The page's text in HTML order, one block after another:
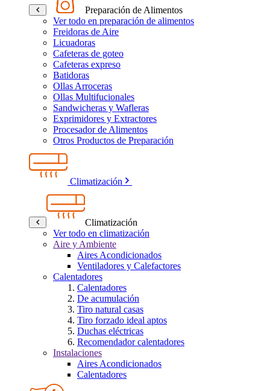
Preparación de Alimentos
Ver todo en preparación de alimentos
Freidoras de Aire
Licuadoras
Cafeteras de goteo
Cafeteras expreso
Batidoras
Ollas Arroceras
Ollas Multifucionales
Sandwicheras y Wafleras
Exprimidores y Extractores
Procesador de Alimentos
Otros Productos de Preparación
Climatización
Climatización
Ver todo en climatización
Aire y Ambiente
Aires Acondicionados
Ventiladores y Calefactores
Calentadores
Calentadores
De acumulación
Tiro natural casas
Tiro forzado ideal aptos
Duchas eléctricas
Recomendador calentadores
Instalaciones
Aires Acondicionados
Calentadores